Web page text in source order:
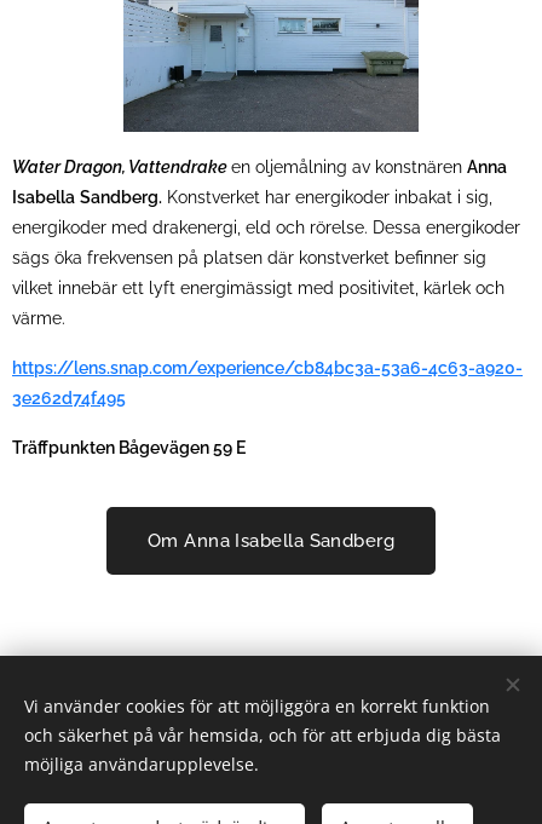
Water Dragon, Vattendrakeen oljemålning av konstnären Anna
Isabella Sandberg. Konstverket har energikoder inbakat i sig,
energikoder med drakenergi, eld och rörelse. Dessa energikoder
sägs öka frekvensen på platsen där konstverket befinner sig
vilket innebär ett lyft energimässigt med positivitet, kärlek och
värme.
https://lens.snap.com/experience/cb84bc3a-53a6-4c63-a920-
3e262d74f495
Träffpunkten Bågevägen 59 E
Om Anna Isabella Sandberg
2025 KNiS Konstnätverket i Sundsvall | Alla rättigheter
Vi använder cookies för att möjliggöra en korrekt funktion
och säkerhet på vår hemsida, och för att erbjuda dig bästa
möjliga användarupplevelse.